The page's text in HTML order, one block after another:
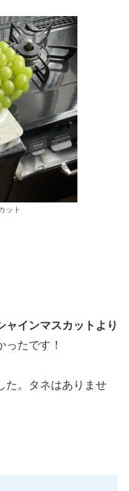
ット
ャインマスカットより
ったです！
た。タネはありませ